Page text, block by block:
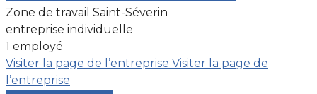
Zone de travail Saint-Séverin
entreprise individuelle
1 employé
Visiter la page de l’entreprise Visiter la page de
l’entreprise